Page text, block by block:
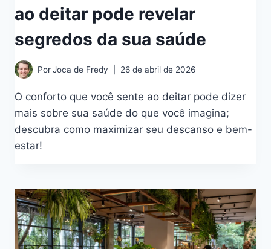
ao deitar pode revelar
segredos da sua saúde
PorJoca de Fredy 26 de abril de 2026
O conforto que você sente ao deitar pode dizer
mais sobre sua saúde do que você imagina;
descubra como maximizar seu descanso e bem-
estar!